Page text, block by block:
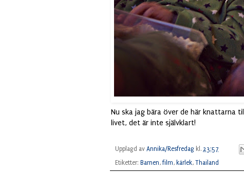
Nu ska jag bära över de här knattarna
livet, det är inte självklart!
Upplagd av Annika/Resfredag kl. 23:57
Etiketter: Barnen,film, kärlek, Thailand